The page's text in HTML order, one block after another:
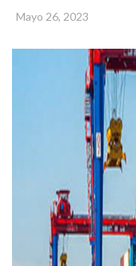
Mayo 26, 2023